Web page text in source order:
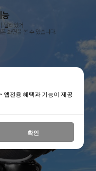
앱전용 혜택과 기능이 제공
확인